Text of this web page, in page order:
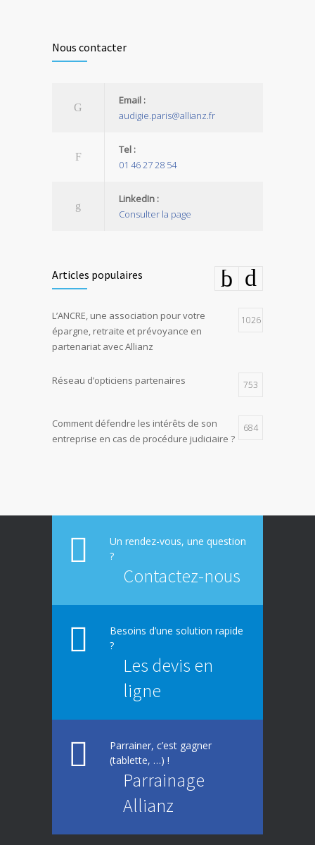
Nous contacter
Email :
audigie.paris@allianz.fr
Tel :
01 46 27 28 54
LinkedIn :
Consulter la page
Articles populaires
L’ANCRE, une association pour votre
épargne, retraite et prévoyance en
partenariat avec Allianz
1026
Réseau d’opticiens partenaires 753
Comment défendre les intérêts de son
entreprise en cas de procédure judiciaire ?
684
entreprises
Un rendez-vous, une question
?
Contactez-nous
Besoins d’une solution rapide
?
Les devis en
ligne
Parrainer, c’est gagner
(tablette, …) !
Parrainage
Allianz